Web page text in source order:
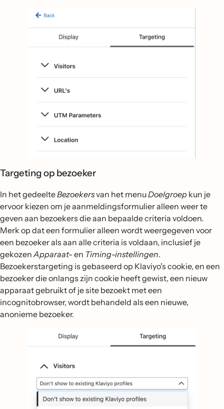
Targeting op bezoeker
In het gedeelteBezoekersvan het menuDoelgroep kun je
ervoor kiezen om je aanmeldingsformulier alleen weer te
geven aan bezoekers die aan bepaalde criteria voldoen.
Merk op dat een formulier alleen wordt weergegeven voor
een bezoeker als aan alle criteria is voldaan, inclusief je
gekozen Apparaat- en Timing-instellingen.
Bezoekerstargeting is gebaseerd op Klaviyo's cookie, en een
bezoeker die onlangs zijn cookie heeft gewist, een nieuw
apparaat gebruikt of je site bezoekt met een
incognitobrowser, wordt behandeld als een nieuwe,
anonieme bezoeker.